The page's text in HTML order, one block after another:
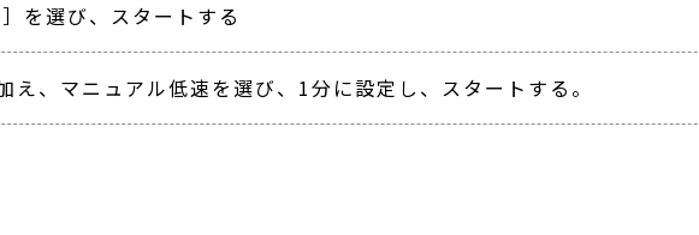
を選び、スタートする
え、マニュアル低速を選び、1分に設定し、スタートする。